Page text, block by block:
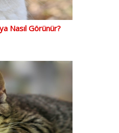
Comfort Deri Kemik
Köpek Boyun Tasması
Camel
₺
Nasıl Görünür?